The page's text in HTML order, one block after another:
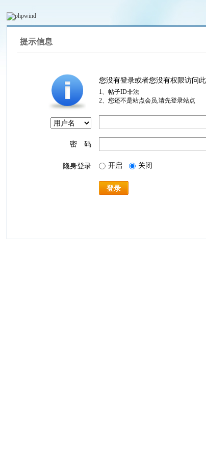
提示信息
您没有登录或者您没有权限访问
1、帖子ID非法
2、您还不是站点会员,请先登录站点
密 码
隐身登录 开启 关闭
登录